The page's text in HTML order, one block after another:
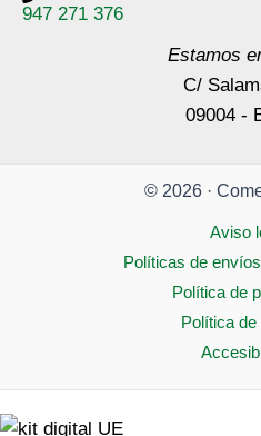
947 271 376
Estamos
C/
09004 -
© 2026 ·
Aviso
Políticas de
Política de
Política